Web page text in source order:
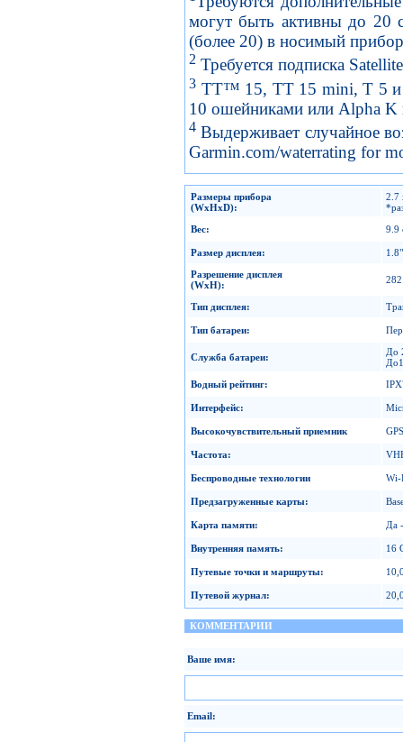
могут быть активны до 20
(более 20) в носимый прибор
2 Требуется подписка
3 TT™ 15, TT 15 mini, T 5 и
10 ошейниками или Alpha K
4 Выдерживает случайное
Garmin.com/waterrating for
Размеры прибора
(WxHxD):
2.7
Вес: 9.9
Размер дисплея:
Разрешение дисплея
(WxH):
Тип дисплея:
Тип батареи:
Служба батареи:
До
Водный рейтинг:
Интерфейс:
Высокочувствительный приемник
Частота:
Беспроводные технологии Wi-
Предзагруженные карты:
Карта памяти: Да
Внутренняя память: 16
Путевые точки и маршруты:
Путевой журнал:
КОММЕНТАРИИ
Ваше имя:
Email: